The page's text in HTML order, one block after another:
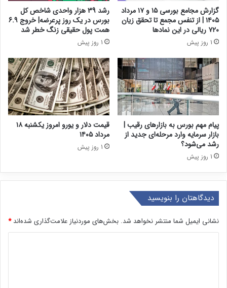
گزارش مجامع بورسی ۱۵ و ۱۷ مرداد
۱۴۰۵ | از تنفس مجمع تا تحقق زیان
۷۲۰ ریالی در این نماد‌ها
1 روز پیش
رشد 39 هزار واحدی شاخص کل
بورس در یک روز پرعرضه| خروج 6.9
همت پول حقیقی زنگ خطر شد
1 روز پیش
پیام مهم بورس به بازارهای رقیب |
بازار سرمایه وارد مرحله‌ای جدید از
رشد می‌شود؟
1 روز پیش
قیمت دلار و یورو امروز یکشنبه ۱۸
مرداد ۱۴۰۵
1 روز پیش
دیدگاهتان را بنویسید
نشانی ایمیل شما منتشر نخواهد شد. بخش‌های موردنیاز علامت‌گذاری شده‌اند*